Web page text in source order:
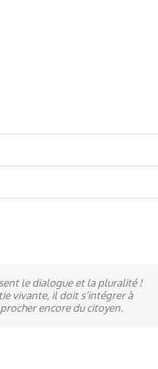
le dialogue et la pluralité !
vivante, il doit s’intégrer à
encore du citoyen.
telle est la philosophie qui
son agglomération et ses
service : un sénateur doit
comme un maire sait si bien